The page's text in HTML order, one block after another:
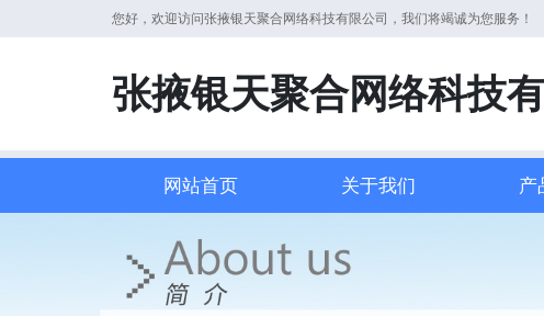
您好，欢迎访问张掖银天聚合网络科技有限公司，我们将竭诚为您服务！
张掖银天聚合网络科技
网站首页 关于我们 产